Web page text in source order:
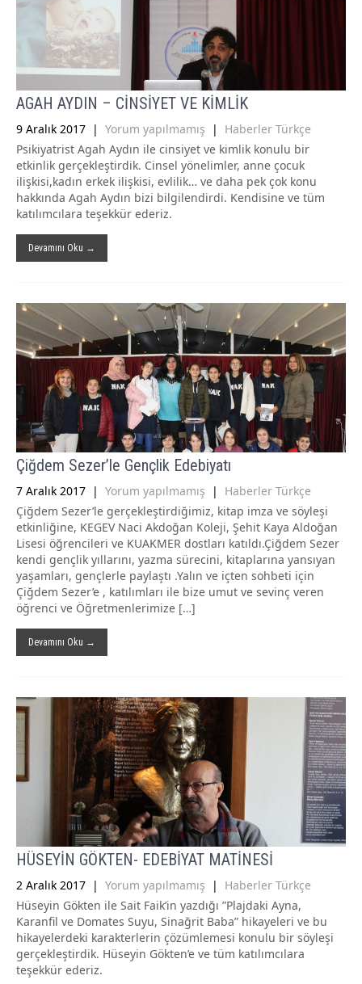
AGAH AYDIN – CİNSİYET VE KİMLİK
9 Aralık 2017 | Yorum yapılmamış | Haberler Türkçe
Psikiyatrist Agah Aydın ile cinsiyet ve kimlik konulu bir
etkinlik gerçekleştirdik. Cinsel yönelimler, anne çocuk
ilişkisi,kadın erkek ilişkisi, evlilik… ve daha pek çok konu
hakkında Agah Aydın bizi bilgilendirdi. Kendisine ve tüm
katılımcılara teşekkür ederiz.
Devamını Oku →
Çiğdem Sezer’le Gençlik Edebiyatı
7 Aralık 2017 | Yorum yapılmamış | Haberler Türkçe
Çiğdem Sezer’le gerçekleştirdiğimiz, kitap imza ve söyleşi
etkinliğine, KEGEV Naci Akdoğan Koleji, Şehit Kaya Aldoğan
Lisesi öğrencileri ve KUAKMER dostları katıldı.Çiğdem Sezer
kendi gençlik yıllarını, yazma sürecini, kitaplarına yansıyan
yaşamları, gençlerle paylaştı .Yalın ve içten sohbeti için
Çiğdem Sezer’e , katılımları ile bize umut ve sevinç veren
öğrenci ve Öğretmenlerimize […]
Devamını Oku →
HÜSEYİN GÖKTEN- EDEBİYAT MATİNESİ
2 Aralık 2017 | Yorum yapılmamış | Haberler Türkçe
Hüseyin Gökten ile Sait Faik’in yazdığı ”Plajdaki Ayna,
Karanfil ve Domates Suyu, Sinağrit Baba” hikayeleri ve bu
hikayelerdeki karakterlerin çözümlemesi konulu bir söyleşi
gerçekleştirdik. Hüseyin Gökten’e ve tüm katılımcılara
teşekkür ederiz.